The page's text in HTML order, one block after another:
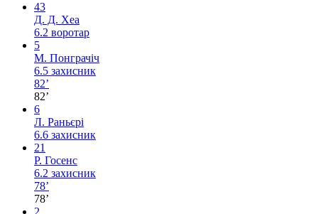
43
Д. Д. Хеа
6.2 воротар
5
М. Понграчіч
6.5 захисник
82’
82’
6
Л. Раньєрі
6.6 захисник
21
Р. Госенс
6.2 захисник
78’
78’